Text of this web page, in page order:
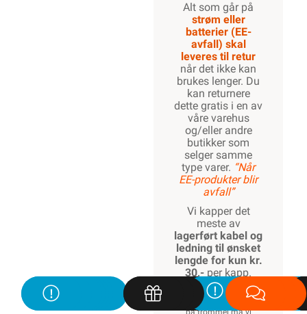
Alt som går på
strøm eller
batterier (EE-
avfall) skal
leveres til retur
når det ikke kan
brukes lenger. Du
kan returnere
dette gratis i en av
våre varehus
og/eller andre
butikker som
selger samme
type varer. “Når
EE-produkter blir
avfall”
Vi kapper det
meste av
lagerført kabel og
ledning til ønsket
lengde for kun kr.
30,- per kapp.
Kapping av ikke
lagerført spesialkabel
på trommel må vi